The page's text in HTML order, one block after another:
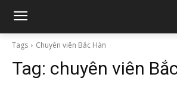
Tags Chuyên viên Bắc Hàn
Tag: chuyên viên